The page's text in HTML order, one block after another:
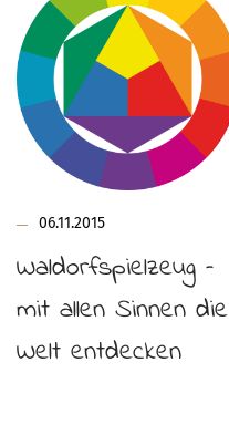
06.11.2015
Waldorfspielzeug –
mit allen Sinnen die
Welt entdecken